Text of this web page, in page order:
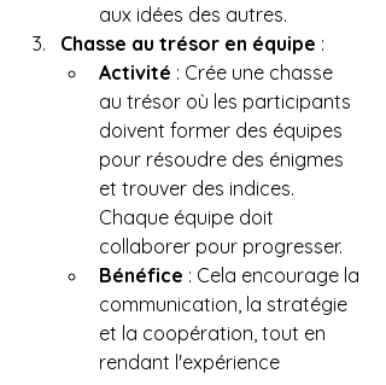
aux idées des autres.
Chasse au trésor en équipe :
Activité : Crée une chasse
au trésor où les participants
doivent former des équipes
pour résoudre des énigmes
et trouver des indices.
Chaque équipe doit
collaborer pour progresser.
Bénéfice : Cela encourage la
communication, la stratégie
et la coopération, tout en
rendant l'expérience